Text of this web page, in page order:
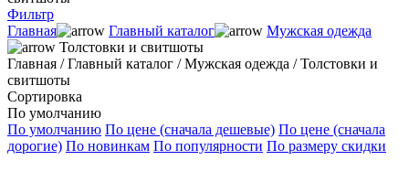
Фильтр
Главная
Главный каталог
Мужская одежда
Толстовки и свитшоты
Главная /Главный каталог /Мужская одежда /Толстовки и
свитшоты
Сортировка
По умолчанию
По умолчанию По цене (сначала дешевые) По цене (сначала
дорогие) По новинкам По популярности По размеру скидки